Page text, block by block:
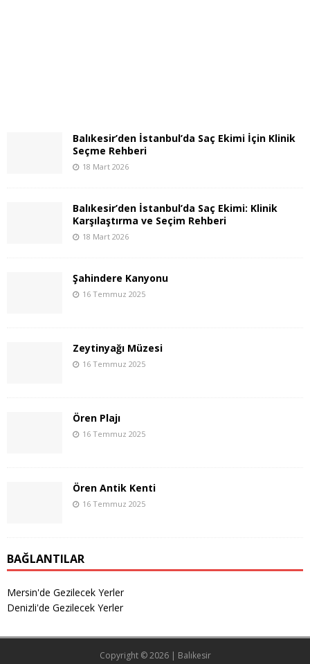
Balıkesir’den İstanbul’da Saç Ekimi İçin Klinik
Seçme Rehberi
18 Mart 2026
Balıkesir’den İstanbul’da Saç Ekimi: Klinik
Karşılaştırma ve Seçim Rehberi
18 Mart 2026
Şahindere Kanyonu
16 Temmuz 2025
Zeytinyağı Müzesi
16 Temmuz 2025
Ören Plajı
16 Temmuz 2025
Ören Antik Kenti
16 Temmuz 2025
BAĞLANTILAR
Mersin'de Gezilecek Yerler
Denizli'de Gezilecek Yerler
Copyright © 2026 | Balıkesir